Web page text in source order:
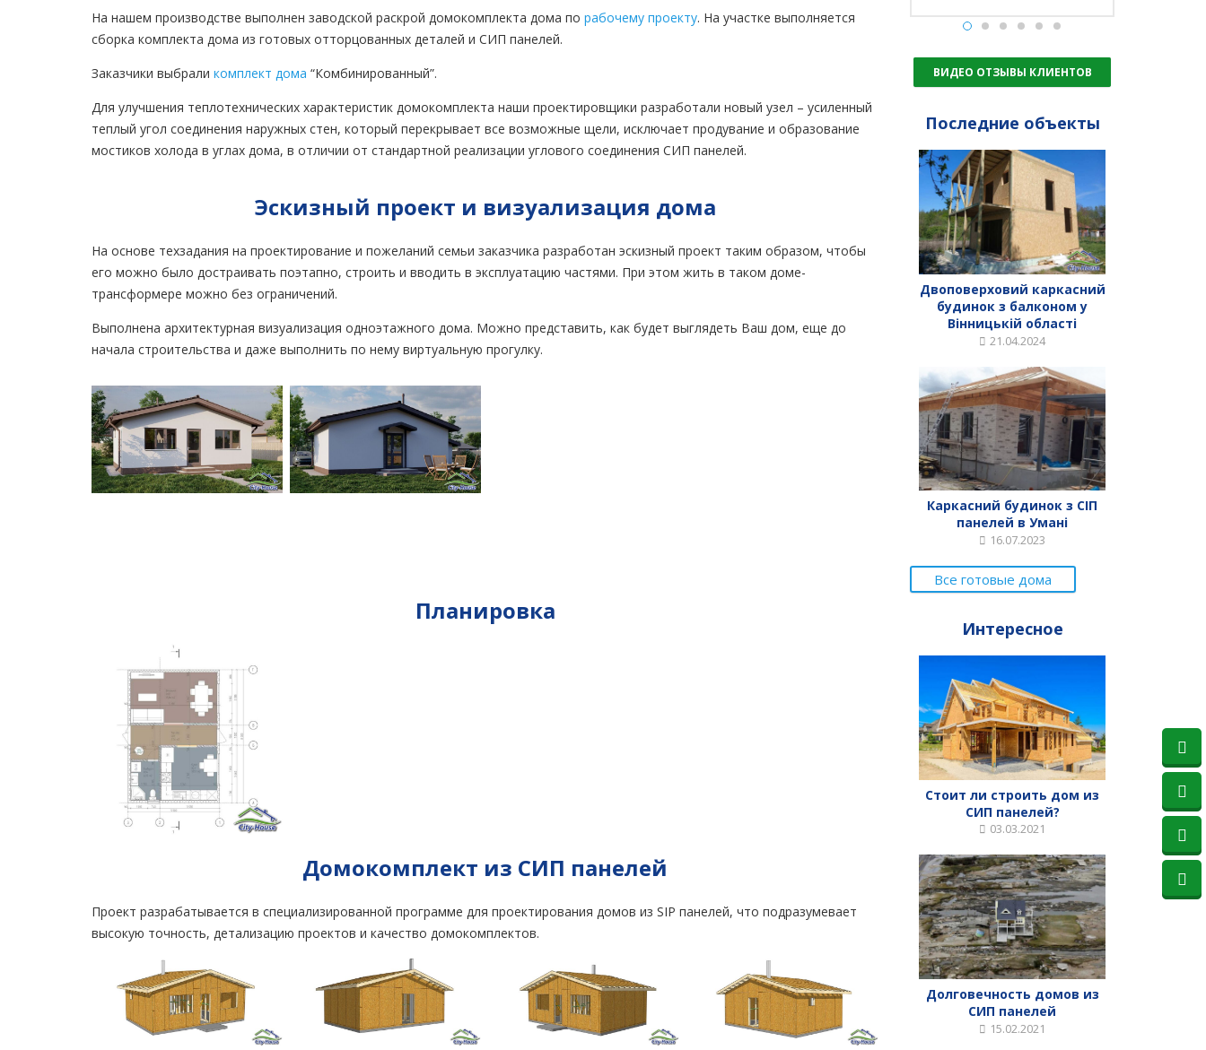
На нашем производстве выполнен заводской раскрой домокомплекта дома по рабочему проекту. На участке выполняется
сборка комплекта дома из готовых отторцованных деталей и СИП панелей.
Заказчики выбрали комплект дома “Комбинированный”.
Для улучшения теплотехнических характеристик домокомплекта наши проектировщики разработали новый узел – усиленный
теплый угол соединения наружных стен, который перекрывает все возможные щели, исключает продувание и образование
мостиков холода в углах дома, в отличии от стандартной реализации углового соединения СИП панелей.
Эскизный проект и визуализация дома
На основе техзадания на проектирование и пожеланий семьи заказчика разработан эскизный проект таким образом, чтобы
его можно было достраивать поэтапно, строить и вводить в эксплуатацию частями. При этом жить в таком доме-
трансформере можно без ограничений.
Выполнена архитектурная визуализация одноэтажного дома. Можно представить, как будет выглядеть Ваш дом, еще до
начала строительства и даже выполнить по нему виртуальную прогулку.
Планировка
Домокомплект из СИП панелей
Проект разрабатывается в специализированной программе для проектирования домов из SIP панелей, что подразумевает
высокую точность, детализацию проектов и качество домокомплектов.
дому…
ВИДЕО ОТЗЫВЫ КЛИЕНТОВ
Последние объекты
Двоповерховий каркасний
будинок з балконом у
Вінницькій області
21.04.2024
Каркасний будинок з СІП
панелей в Умані
16.07.2023
Все готовые дома
Интересное
Стоит ли строить дом из
СИП панелей?
03.03.2021
Долговечность домов из
СИП панелей
15.02.2021